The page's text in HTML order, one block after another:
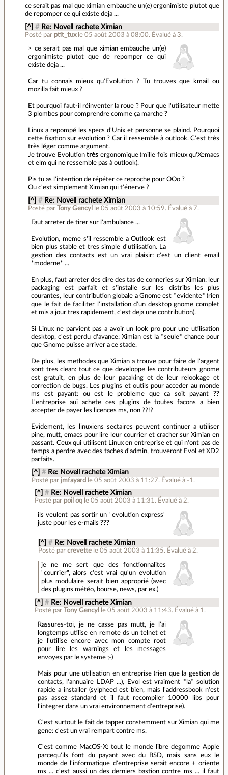
ce serait pas mal que ximian embauche un(e) ergonimiste plutot que
de repomper ce qui existe deja ...
[^] # Re: Novell rachete Ximian
Posté par ptit_tux le 05 août 2003 à 08:00. Évalué à 3.
> ce serait pas mal que ximian embauche un(e)
ergonimiste plutot que de repomper ce qui
existe deja ...
Car tu connais mieux qu'Evolution ? Tu trouves que kmail ou
mozilla fait mieux ?
Et pourquoi faut-il réinventer la roue ? Pour que l'utilisateur mette
3 plombes pour comprendre comme ça marche ?
Linux a repompé les specs d'Unix et personne se plaind. Pourquoi
cette fixation sur evolution ? Car il ressemble à outlook. C'est très
très léger comme argument.
Je trouve Evolutiontrès ergonomique (mille fois mieux qu'Xemacs
et elm qui ne ressemble pas à outlook).
Pis tu as l'intention de répéter ce reproche pour OOo ?
Ou c'est simplement Ximian qui t'énerve ?
[^] # Re: Novell rachete Ximian
Posté par Tony Gencyl le 05 août 2003 à 10:59. Évalué à 7.
Faut arreter de tirer sur l'ambulance ...
Evolution, meme s'il ressemble a Outlook est
bien plus stable et tres simple d'utilisation. La
gestion des contacts est un vrai plaisir: c'est un client email
*moderne* ...
En plus, faut arreter des dire des tas de conneries sur Ximian: leur
packaging est parfait et s'installe sur les distribs les plus
courantes, leur contribution globale a Gnome est *evidente* (rien
que le fait de faciliter l'installation d'un desktop gnome complet
et mis a jour tres rapidement, c'est deja une contribution).
Si Linux ne parvient pas a avoir un look pro pour une utilisation
desktop, c'est perdu d'avance: Ximian est la *seule* chance pour
que Gnome puisse arriver a ce stade.
De plus, les methodes que Ximian a trouve pour faire de l'argent
sont tres clean: tout ce que developpe les contributeurs gnome
est gratuit, en plus de leur pacaking et de leur relookage et
correction de bugs. Les plugins et outils pour acceder au monde
ms est payant: ou est le probleme que ca soit payant ??
L'entreprise aui achete ces plugins de toutes facons a bien
accepter de payer les licences ms, non ??!?
Evidement, les linuxiens sectaires peuvent continuer a utiliser
pine, mutt, emacs pour lire leur courrier et cracher sur Ximian en
passant. Ceux qui utilisent Linux en entreprise et qui n'ont pas de
temps a perdre avec des taches d'admin, trouveront Evol et XD2
parfaits.
[^] # Re: Novell rachete Ximian
Posté par jmfayard le 05 août 2003 à 11:27. Évalué à -1 .
[^] # Re: Novell rachete Ximian
Posté par poil oq le 05 août 2003 à 11:31 . Évalué à 2.
ils veulent pas sortir un "evolution express"
juste pour les e-mails ???
[^] # Re: Novell rachete Ximian
Posté par crevette le 05 août 2003 à 11:35. Évalué à 2.
je ne me sert que des fonctionnalites
"courrier", alors c'est vrai qu'un evolution
plus modulaire serait bien approprié (avec
des plugins météo, bourse, news, par ex.)
[^] # Re: Novell rachete Ximian
Posté parTony Gencyl le 05 août 2003 à 11:43. Évalué à 1 .
Rassures-toi, je ne casse pas mutt, je l'ai
longtemps utilise en remote ds un telnet et
je l'utilise encore avec mon compte root
pour lire les warnings et les messages
envoyes par le systeme ;-)
Mais pour une utilisation en entreprise (rien que la gestion de
contacts, l'annuaire LDAP ...), Evol est vraiment *la* solution
rapide a installer (sylpheed est bien, mais l'addressbook n'est
pas assez standard et il faut recompiler 10000 libs pour
l'integrer dans un vrai environnement d'entreprise).
C'est surtout le fait de tapper constemment sur Ximian qui me
gene: c'est un vrai rempart contre ms.
C'est comme MacOS-X: tout le monde libre degomme Apple
parcequ'ils font du payant avec du BSD, mais sans eux le
monde de l'informatique d'entreprise serait encore + oriente
ms ... c'est aussi un des derniers bastion contre ms ... il faut